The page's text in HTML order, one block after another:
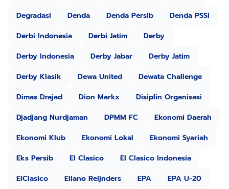
Degradasi
Denda Denda Persib
Denda PSSI
Derbi Indonesia
Derbi Jatim
Derby
Derby Indonesia
Derby Jabar
Derby Jatim
Derby Klasik
Dewa United
Dewata Challenge
Dimas Drajad
Dion Markx
Disiplin Organisasi
Djadjang Nurdjaman
DPMM FC
Ekonomi Daerah
Ekonomi Klub
Ekonomi Lokal
Ekonomi Syariah
Eks Persib
El Clasico
El Clasico Indonesia
ElClasico
Eliano Reijnders EPA
EPA U-20